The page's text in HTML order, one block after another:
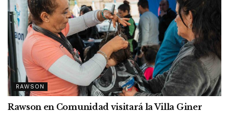
RAWSON
Rawson en Comunidad visitará la Villa Giner